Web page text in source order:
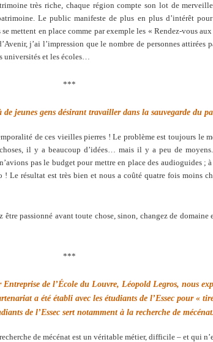
très riche, chaque région compte son lot de
Le public manifeste de plus en plus d’intérêt
mettent en place comme par exemple les « Rendez-vous
j’ai l’impression que le nombre de personnes attirées
universités et les écoles…
***
de jeunes gens désirant travailler dans la sauvegarde du
de ces vieilles pierres ! Le problème est toujours le
il y a beaucoup d’idées… mais il y a peu de
pas le budget pour mettre en place des audioguides ;
Le résultat est très bien et nous a coûté quatre fois moins
passionné avant toute chose, sinon, changez de domaine
***
de l’École du Louvre, Léopold Legros, nous
a été établi avec les étudiants de l’Essec pour «
de l’Essec sert notamment à la recherche de
de mécénat est un véritable métier, difficile – et qui